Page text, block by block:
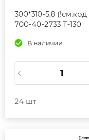
300*310-5,8
700-40-2733 Т-130
В наличии
24 шт